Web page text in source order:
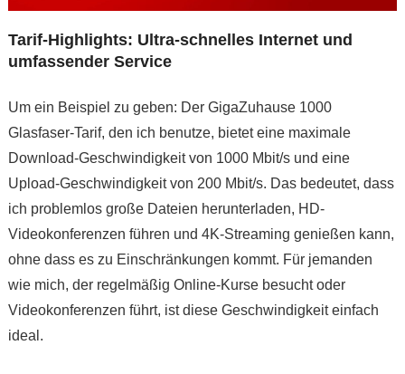
Tarif-Highlights: Ultra-schnelles Internet und
umfassender Service
Um ein Beispiel zu geben: Der GigaZuhause 1000
Glasfaser-Tarif, den ich benutze, bietet eine maximale
Download-Geschwindigkeit von 1000 Mbit/s und eine
Upload-Geschwindigkeit von 200 Mbit/s. Das bedeutet, dass
ich problemlos große Dateien herunterladen, HD-
Videokonferenzen führen und 4K-Streaming genießen kann,
ohne dass es zu Einschränkungen kommt. Für jemanden
wie mich, der regelmäßig Online-Kurse besucht oder
Videokonferenzen führt, ist diese Geschwindigkeit einfach
ideal.